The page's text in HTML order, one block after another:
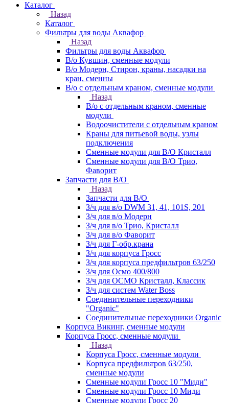
Каталог
Назад
Каталог
Фильтры для воды Аквафор
Назад
Фильтры для воды Аквафор
В/о Кувшин, сменные модули
В/о Модерн, Стирон, краны, насадки на
кран, сменны
В/о с отдельным краном, сменные модули
Назад
В/о с отдельным краном, сменные
модули
Водоочистители с отдельным краном
Краны для питьевой воды, узлы
подключения
Сменные модули для В/О Кристалл
Сменные модули для В/О Трио,
Фаворит
Запчасти для В/О
Назад
Запчасти для В/О
З/ч для в/о DWM 31, 41, 101S, 201
З/ч для в/о Модерн
З/ч для в/о Трио, Кристалл
З/ч для в/о Фаворит
З/ч для Г-обр.крана
З/ч для корпуса Гросс
З/ч для корпуса предфильтров 63/250
З/ч для Осмо 400/800
З/ч для ОСМО Кристалл, Классик
З/ч для систем Water Boss
Соединительные переходники
"Organic"
Соединительные переходники Organic
Корпуса Викинг, сменные модули
Корпуса Гросс, сменные модули
Назад
Корпуса Гросс, сменные модули
Корпуса предфильтров 63/250,
сменные модули
Сменные модули Гросс 10 "Миди"
Сменные модули Гросс 10 Миди
Сменные модули Гросс 20